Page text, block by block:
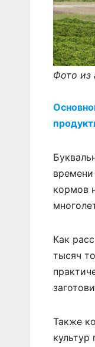
Фото из
кормов
Как
тысяч
Также